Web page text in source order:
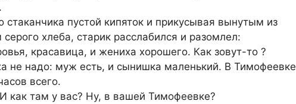
стаканчика пустой кипяток и прикусывая вынутым из
хлеба, старик расслабился и разомлел:
красавица, и жениха хорошего. Как зовут-то ?
не надо: муж есть, и сынишка маленький. В Тимофеевке
всего.
как там у вас? Ну, в вашей Тимофеевке?